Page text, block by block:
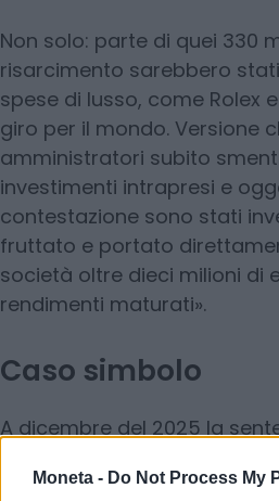
Moneta - Do Not Process My
Non solo: parte di quei 330
risarcimento sarebbero
spese di lusso, come Rolex
giro per il mondo. Versione
amministratori subito
investimenti intrapresi e
contestazione sono stati
fruttato e portato
società oltre dieci milioni di
rendimenti maturati».
Caso simbolo
A dicembre del 2025 la
«perché il fatto non